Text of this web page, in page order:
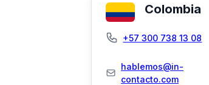
Colombia
+57 300 738 13 08
hablemos@in-
contacto.com